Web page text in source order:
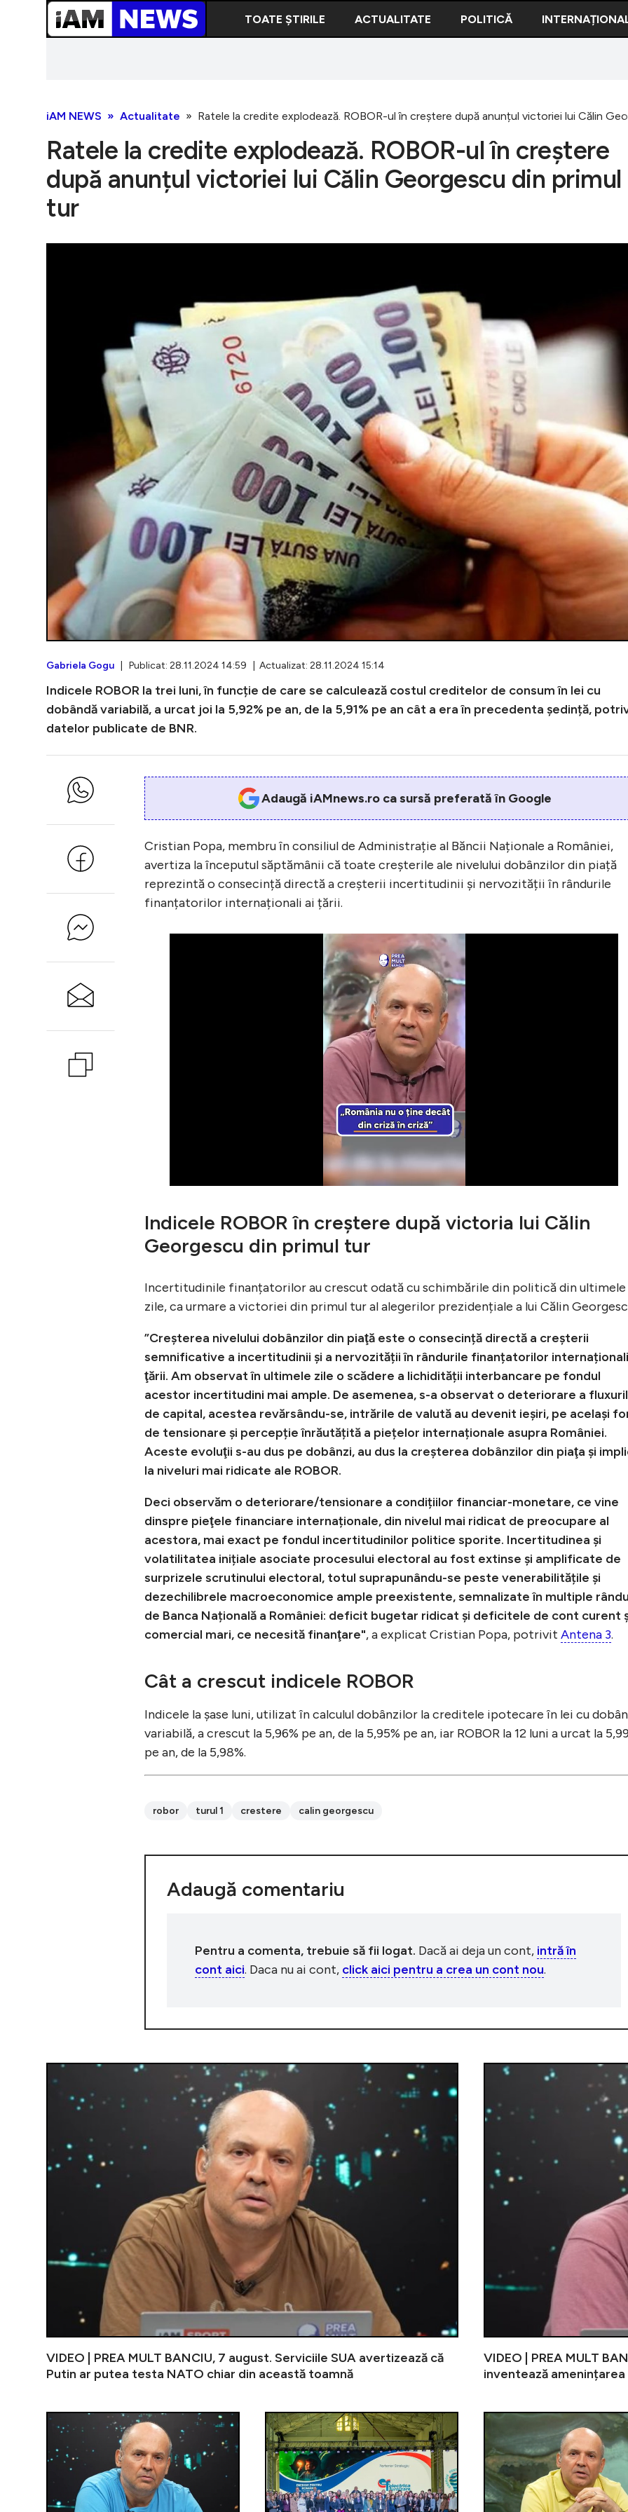
TOATE ȘTIRILE ACTUALITATE POLITICĂ
iAM NEWS Actualitate Ratele la credite explodează. ROBOR-ul în creștere după anunțul victoriei lui Călin
Ratele la credite explodează. ROBOR-ul în creștere
după anunțul victoriei lui Călin Georgescu din primul
tur
Gabriela Gogu | Publicat: 28.11.2024 14:59 | Actualizat: 28.11.2024 15:14
Indicele ROBOR la trei luni, în funcție de care se calculează costul creditelor de consum în lei cu
dobândă variabilă, a urcat joi la 5,92% pe an, de la 5,91% pe an cât a era în precedenta ședință,
datelor publicate de BNR.
Adaugă iAMnews.ro ca sursă preferată în Google
Cristian Popa, membru în consiliul de Administrație al Băncii Naționale a României,
avertiza la începutul săptămânii că toate creșterile ale nivelului dobânzilor din piață
reprezintă o consecință directă a creșterii incertitudinii și nervozității în rândurile
finanțatorilor internaționali ai țării.
Indicele ROBOR în creștere după victoria lui Călin
Georgescu din primul tur
Incertitudinile finanțatorilor au crescut odată cu schimbările din politică din ultimele
zile, ca urmare a victoriei din primul tur al alegerilor prezidențiale a lui Călin
”Creșterea nivelului dobânzilor din piaţă este o consecință directă a creşterii
semnificative a incertitudinii şi a nervozității în rândurile finanțatorilor
ţării. Am observat în ultimele zile o scădere a lichidității interbancare pe fondul
acestor incertitudini mai ample. De asemenea, s-a observat o deteriorare a
de capital, acestea revărsându-se, intrările de valută au devenit ieşiri, pe acelaşi
de tensionare şi percepție înrăutățită a piețelor internaționale asupra României.
Aceste evoluţii s-au dus pe dobânzi, au dus la creșterea dobânzilor din piaţa şi
la niveluri mai ridicate ale ROBOR.
Deci observăm o deteriorare/tensionare a condițiilor financiar-monetare, ce vine
dinspre pieţele financiare internaționale, din nivelul mai ridicat de preocupare al
acestora, mai exact pe fondul incertitudinilor politice sporite. Incertitudinea şi
volatilitatea inițiale asociate procesului electoral au fost extinse şi amplificate de
surprizele scrutinului electoral, totul suprapunându-se peste venerabilitățile şi
dezechilibrele macroeconomice ample preexistente, semnalizate în multiple
de Banca Națională a României: deficit bugetar ridicat şi deficitele de cont curent
comercial mari, ce necesită finanţare", a explicat Cristian Popa, potrivit Antena 3.
Cât a crescut indicele ROBOR
Indicele la șase luni, utilizat în calculul dobânzilor la creditele ipotecare în lei cu
variabilă, a crescut la 5,96% pe an, de la 5,95% pe an, iar ROBOR la 12 luni a urcat la
pe an, de la 5,98%.
robor turul 1 crestere calin georgescu
Adaugă comentariu
Pentru a comenta, trebuie să fii logat. Dacă ai deja un cont, intră în
cont aici. Daca nu ai cont, click aici pentru a crea un cont nou.
VIDEO | PREA MULT BANCIU, 7 august. Serviciile SUA avertizează că
Putin ar putea testa NATO chiar din această toamnă
VIDEO | PREA MULT
inventează
VIDEO | PREA MULT BANCIU,